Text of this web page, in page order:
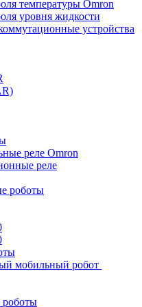
температуры Omron
уровня жидкости
устройства
реле Omron
реле
роботы
мобильный робот